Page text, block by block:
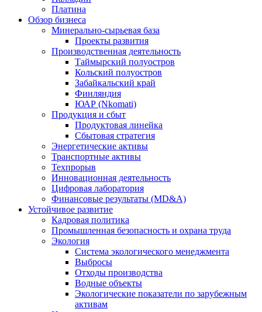
Платина
Обзор бизнеса
Минерально-сырьевая база
Проекты развития
Производственная деятельность
Таймырский полуостров
Кольский полуостров
Забайкальский край
Финляндия
ЮАР (Nkomati)
Продукция и сбыт
Продуктовая линейка
Сбытовая стратегия
Энергетические активы
Транспортные активы
Техпрорыв
Инновационная деятельность
Цифровая лаборатория
Финансовые результаты (MD&A)
Устойчивое развитие
Кадровая политика
Промышленная безопасность и охрана труда
Экология
Система экологического менеджмента
Выбросы
Отходы производства
Водные объекты
Экологические показатели по зарубежным
активам